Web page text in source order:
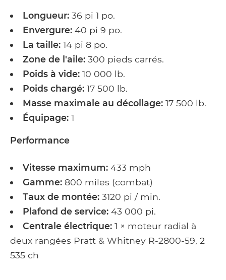
Longueur:36 pi 1 po.
Envergure:40 pi 9 po.
La taille:14 pi 8 po.
Zone de l'aile:300 pieds carrés.
Poids à vide:10 000 lb.
Poids chargé:17 500 lb.
Masse maximale au décollage:17 500 lb.
Équipage:1
Performance
Vitesse maximum:433 mph
Gamme:800 miles (combat)
Taux de montée:3120 pi / min.
Plafond de service:43 000 pi.
Centrale électrique:1 × moteur radial à
deux rangées Pratt & Whitney R-2800-59, 2
535 ch